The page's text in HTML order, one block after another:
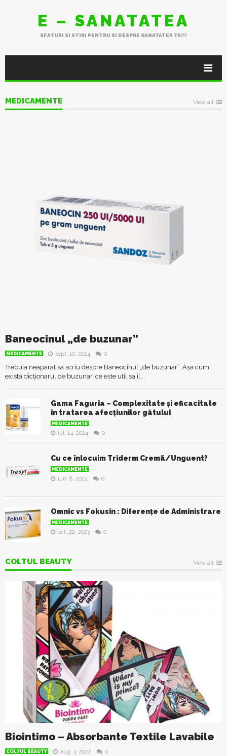
E – SANATATEA
SFATURI SI STIRI PENTRU SI DESPRE SANATATEA TA!!!
MEDICAMENTE View all
Baneocinul „de buzunar”
MEDICAMENTE sept. 10, 2024 0
Trebuia neaparat sa scriu despre Baneocinul „de buzunar”. Așa cum
exista dicționarul de buzunar, ce este util sa îl...
Gama Faguria – Complexitate și eficacitate
în tratarea afecțiunilor gâtului
MEDICAMENTE
iul. 14, 2024 0
Cu ce înlocuim Triderm Cremã/Unguent?
MEDICAMENTE
iun. 8, 2024 0
Omnic vs Fokusin : Diferenţe de Administrare
MEDICAMENTE
oct. 22, 2023 0
COLTUL BEAUTY View all
Biointimo – Absorbante Textile Lavabile
COLŢUL BEAUTY aug. 3, 2022 0